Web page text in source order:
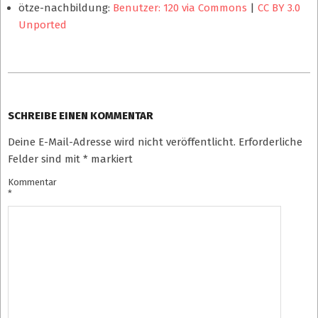
ötze-nachbildung: Benutzer: 120 via Commons | CC BY 3.0
Unported
25
SCHREIBE EINEN KOMMENTAR
Deine E-Mail-Adresse wird nicht veröffentlicht. Erforderliche
Felder sind mit * markiert
Kommentar
*